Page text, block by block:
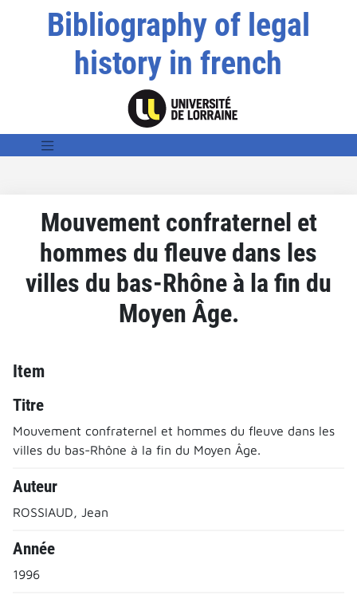
Bibliography of legal
history in french
Mouvement confraternel et
hommes du fleuve dans les
villes du bas-Rhône à la fin du
Moyen Âge.
Item
Titre
Mouvement confraternel et hommes du fleuve dans les
villes du bas-Rhône à la fin du Moyen Âge.
Auteur
ROSSIAUD, Jean
Année
1996